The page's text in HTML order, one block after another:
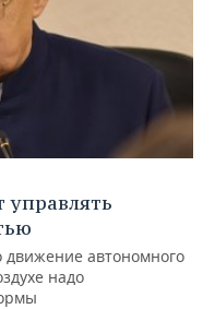
управлять
движение автономного
надо